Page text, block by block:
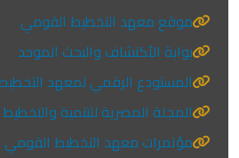
موقع معهد التخطيط القومي
بوابة الأكتشاف والبحث الموحد
المستودع الرقمي لمعهد
المجلة المصرية للتنمية والتخطيط
مؤتمرات معهد التخطيط القومي